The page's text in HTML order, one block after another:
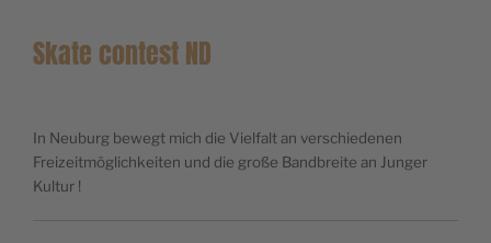
Skate contest ND
In Neuburg bewegt mich die Vielfalt an verschiedenen
Freizeitmöglichkeiten und die große Bandbreite an Junger
Kultur !